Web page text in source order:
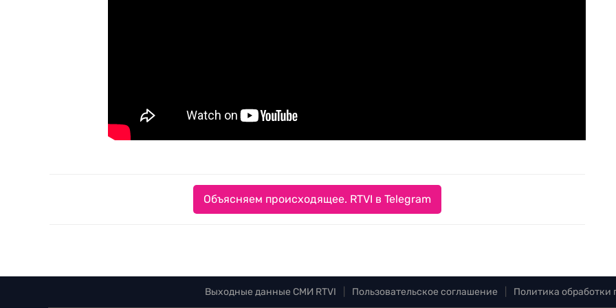
Объясняем происходящее. RTVI в Telegram
Выходные данные СМИ RTVI Пользовательское соглашение Политика